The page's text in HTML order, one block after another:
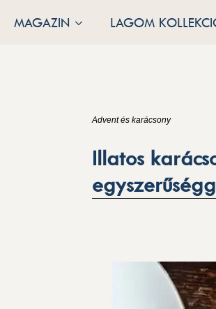
MAGAZIN LAGOM
Advent és karácsony
Illatos